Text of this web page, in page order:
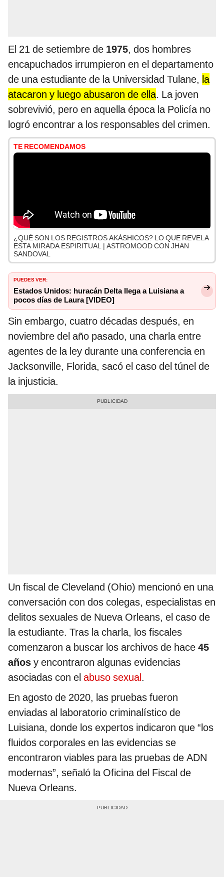
El 21 de setiembre de 1975, dos hombres
encapuchados irrumpieron en el departamento
de una estudiante de la Universidad Tulane, la
atacaron y luego abusaron de ella. La joven
sobrevivió, pero en aquella época la Policía no
logró encontrar a los responsables del crimen.
TE RECOMENDAMOS
¿QUÉ SON LOS REGISTROS AKÁSHICOS? LO QUE REVELA
ESTA MIRADA ESPIRITUAL | ASTROMOOD CON JHAN
SANDOVAL
PUEDES VER:
Estados Unidos: huracán Delta llega a Luisiana a
pocos días de Laura [VIDEO]
Sin embargo, cuatro décadas después, en
noviembre del año pasado, una charla entre
agentes de la ley durante una conferencia en
Jacksonville, Florida, sacó el caso del túnel de
la injusticia.
Un fiscal de Cleveland (Ohio) mencionó en una
conversación con dos colegas, especialistas en
delitos sexuales de Nueva Orleans, el caso de
la estudiante. Tras la charla, los fiscales
comenzaron a buscar los archivos de hace 45
años y encontraron algunas evidencias
asociadas con el abuso sexual.
En agosto de 2020, las pruebas fueron
enviadas al laboratorio criminalístico de
Luisiana, donde los expertos indicaron que “los
fluidos corporales en las evidencias se
encontraron viables para las pruebas de ADN
modernas”, señaló la Oficina del Fiscal de
Nueva Orleans.